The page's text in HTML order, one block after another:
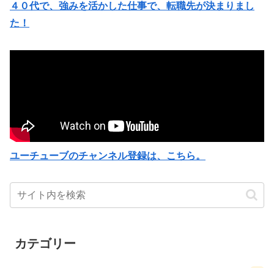
４０代で、強みを活かした仕事で、転職先が決まりまし
た！
ユーチューブのチャンネル登録は、こちら。
カテゴリー